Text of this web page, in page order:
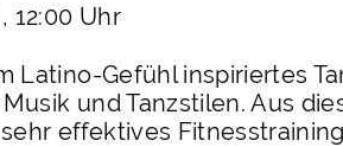
12:00 Uhr
Latino-Gefühl inspiriertes
und Tanzstilen. Aus
effektives